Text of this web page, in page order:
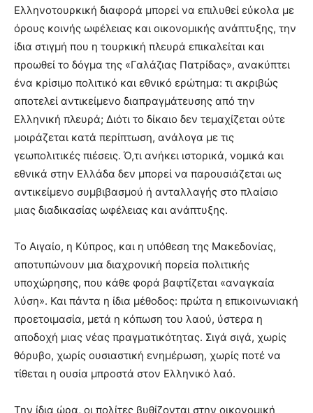
Ελληνοτουρκική διαφορά μπορεί να επιλυθεί εύκολα με
όρους κοινής ωφέλειας και οικονομικής ανάπτυξης, την
ίδια στιγμή που η τουρκική πλευρά επικαλείται και
προωθεί το δόγμα της «Γαλάζιας Πατρίδας», ανακύπτει
ένα κρίσιμο πολιτικό και εθνικό ερώτημα: τι ακριβώς
αποτελεί αντικείμενο διαπραγμάτευσης από την
Ελληνική πλευρά; Διότι το δίκαιο δεν τεμαχίζεται ούτε
μοιράζεται κατά περίπτωση, ανάλογα με τις
γεωπολιτικές πιέσεις. Ό,τι ανήκει ιστορικά, νομικά και
εθνικά στην Ελλάδα δεν μπορεί να παρουσιάζεται ως
αντικείμενο συμβιβασμού ή ανταλλαγής στο πλαίσιο
μιας διαδικασίας ωφέλειας και ανάπτυξης.
Το Αιγαίο, η Κύπρος, και η υπόθεση της Μακεδονίας,
αποτυπώνουν μια διαχρονική πορεία πολιτικής
υποχώρησης, που κάθε φορά βαφτίζεται «αναγκαία
λύση». Και πάντα η ίδια μέθοδος: πρώτα η επικοινωνιακή
προετοιμασία, μετά η κόπωση του λαού, ύστερα η
αποδοχή μιας νέας πραγματικότητας. Σιγά σιγά, χωρίς
θόρυβο, χωρίς ουσιαστική ενημέρωση, χωρίς ποτέ να
τίθεται η ουσία μπροστά στον Ελληνικό λαό.
Την ίδια ώρα, οι πολίτες βυθίζονται στην οικονομική